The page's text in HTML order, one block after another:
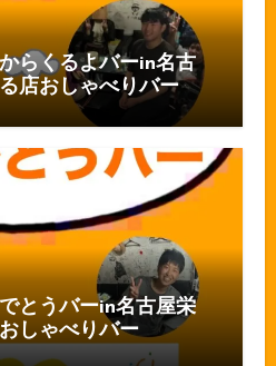
らくるよバーin名古
店おしゃべりバー
とうバーin名古屋栄
しゃべりバー